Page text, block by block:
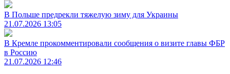
В Польше предрекли тяжелую зиму для Украины
21.07.2026 13:05
В Кремле прокомментировали сообщения о визите главы ФБР
в Россию
21.07.2026 12:46